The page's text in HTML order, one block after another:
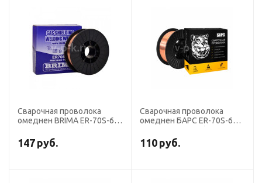
Сварочная проволока
омеднен BRIMA ER-70S-6
15 кг аналог СВ-08ГС)
147 руб.
Сварочная проволока
омеднен БАРС ER-70S-6
15 кг аналог СВ-08ГС)
110 руб.